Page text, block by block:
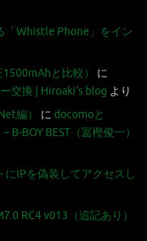
「Whistle Phone」をイン
と比較）
に
交換 | Hiroaki's blog より
編）
に docomoと
BOY BEST（冨樫俊一）
IPを偽装してアクセスし
RC4 v013（追記あり）